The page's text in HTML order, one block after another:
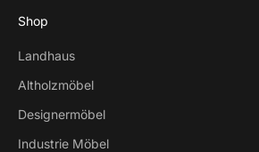
Shop
Landhaus
Altholzmöbel
Designermöbel
Industrie Möbel